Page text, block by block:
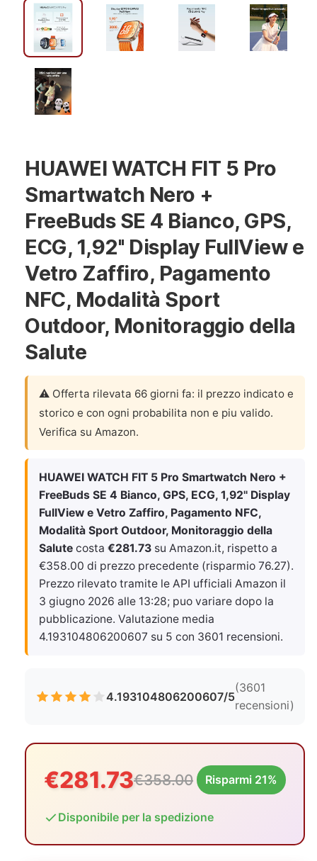
HUAWEI WATCH FIT 5 Pro
Smartwatch Nero +
FreeBuds SE 4 Bianco, GPS,
ECG, 1,92'' Display FullView e
Vetro Zaffiro, Pagamento
NFC, Modalità Sport
Outdoor, Monitoraggio della
Salute
⚠️ Offerta rilevata 66 giorni fa: il prezzo indicato e
storico e con ogni probabilita non e piu valido.
Verifica su Amazon.
HUAWEI WATCH FIT 5 Pro Smartwatch Nero +
FreeBuds SE 4 Bianco, GPS, ECG, 1,92'' Display
FullView e Vetro Zaffiro, Pagamento NFC,
Modalità Sport Outdoor, Monitoraggio della
Salute costa €281.73 su Amazon.it, rispetto a
€358.00 di prezzo precedente (risparmio 76.27).
Prezzo rilevato tramite le API ufficiali Amazon il
3 giugno 2026 alle 13:28; puo variare dopo la
pubblicazione. Valutazione media
4.193104806200607 su 5 con 3601 recensioni.
4.193104806200607/5
(3601
recensioni)
€281.73€358.00 Risparmi 21%
Disponibile per la spedizione